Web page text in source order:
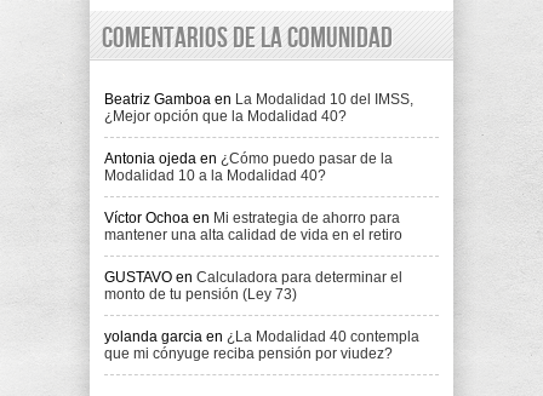
Comentarios de la comunidad
Beatriz Gamboa en La Modalidad 10 del IMSS,
¿Mejor opción que la Modalidad 40?
Antonia ojeda en ¿Cómo puedo pasar de la
Modalidad 10 a la Modalidad 40?
Víctor Ochoa en Mi estrategia de ahorro para
mantener una alta calidad de vida en el retiro
GUSTAVO en Calculadora para determinar el
monto de tu pensión (Ley 73)
yolanda garcia en ¿La Modalidad 40 contempla
que mi cónyuge reciba pensión por viudez?